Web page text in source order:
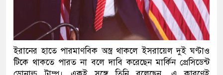
ইরানের হাতে পারমাণবিক অস্ত্র থাকলে ইসরায়েল দুই ঘণ্টাও
টিকে থাকতে পারত না বলে দাবি করেছেন মার্কিন প্রেসিডেন্ট